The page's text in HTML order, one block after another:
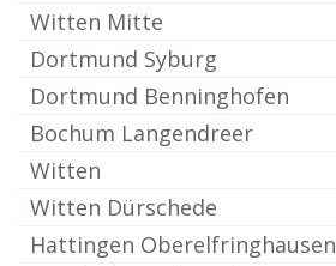
Witten Mitte
Dortmund Syburg
Dortmund Benninghofen
Bochum Langendreer
Witten
Witten Dürschede
Hattingen Oberelfringhausen